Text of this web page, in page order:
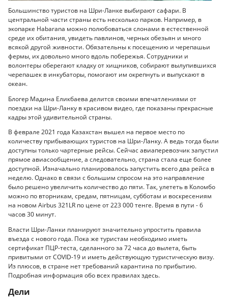
Большинство туристов на Шри-Ланке выбирают сафари. В
центральной части страны есть несколько парков. Например, в
экопарке Habarana можно полюбоваться слонами в естественной
среде их обитания, увидеть павлинов, черных обезьян и много
всякой другой живности. Обязательны к посещению и черепашьи
фермы, их довольно много вдоль побережья. Сотрудники и
волонтеры оберегают кладку от хищников, собирают вылупившихся
черепашек в инкубаторы, помогают им окрепнуть и выпускают в
океан.
Блогер Мадина Еликбаева делится своими впечатлениями от
поездки на Шри-Ланку в красивом видео, где показаны прекрасные
кадры этой удивительной страны.
В феврале 2021 года Казахстан вышел на первое место по
количеству прибывающих туристов на Шри-Ланку. А ведь тогда были
доступны только чартерные рейсы. Сейчас авиаперевозчик запустил
прямое авиасообщение, а следовательно, страна стала еще более
доступной. Изначально планировалось запустить всего два рейса в
неделю. Однако в связи с большим спросом на это направление
было решено увеличить количество до пяти. Так, улететь в Коломбо
можно по вторникам, средам, пятницам, субботам и воскресениям
на новом Airbus 321LR по цене от 223 000 тенге. Время в пути - 6
часов 30 минут.
Власти Шри-Ланки планируют значительно упростить правила
въезда с нового года. Пока же туристам необходимо иметь
сертификат ПЦР-теста, сделанного за 72 часа до вылета, быть
привитыми от COVID-19 и иметь действующую туристическую визу.
Из плюсов, в стране нет требований карантина по прибытию.
Подробная информация обо всех правилах здесь.
Дели